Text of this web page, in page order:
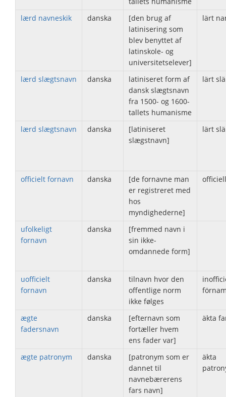
lærd navneskik
danska
[den brug af
latinisering som
blev benyttet af
latinskole- og
universitetselever]
lärt
lærd slægtsnavn danska
latiniseret form af
dansk slægtsnavn
fra 1500- og 1600-
tallets humanisme
lärt
lærd slægtsnavn danska
[latiniseret
slægstnavn]
lärt
officielt fornavn danska
[de fornavne man
er registreret med
hos
myndighederne]
ufolkeligt
fornavn
danska
[fremmed navn i
sin ikke-
omdannede form]
uofficielt
fornavn
danska
tilnavn hvor den
offentlige norm
ikke følges
ægte
fadersnavn
danska
[efternavn som
fortæller hvem
ens fader var]
äkta
ægte patronym danska
[patronym som er
dannet til
navnebærerens
fars navn]
äkta